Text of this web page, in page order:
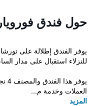
حول فندق فورويار
يوفر الفندق إطلالة على
للنزلاء استقبال على مدار
العملات وخدمة م...
المزيد